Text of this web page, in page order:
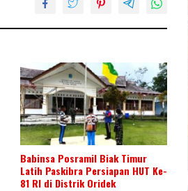
Babinsa Posramil Biak Timur
Latih Paskibra Persiapan HUT Ke-
81 RI di Distrik Oridek